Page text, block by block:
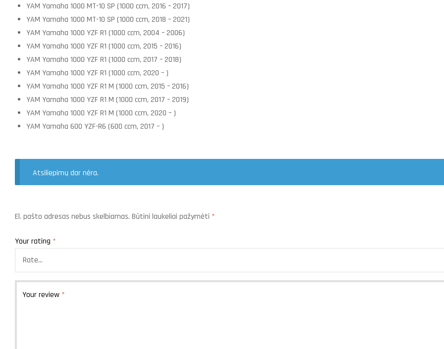
YAM Yamaha 1000 MT-10 SP (1000 ccm, 2016 – 2017)
YAM Yamaha 1000 MT-10 SP (1000 ccm, 2018 – 2021)
YAM Yamaha 1000 YZF R1 (1000 ccm, 2004 – 2006)
YAM Yamaha 1000 YZF R1 (1000 ccm, 2015 – 2016)
YAM Yamaha 1000 YZF R1 (1000 ccm, 2017 – 2018)
YAM Yamaha 1000 YZF R1 (1000 ccm, 2020 – )
YAM Yamaha 1000 YZF R1 M (1000 ccm, 2015 – 2016)
YAM Yamaha 1000 YZF R1 M (1000 ccm, 2017 – 2019)
YAM Yamaha 1000 YZF R1 M (1000 ccm, 2020 – )
YAM Yamaha 600 YZF-R6 (600 ccm, 2017 – )
Atsiliepimų dar nėra.
El. pašto adresas nebus skelbiamas. Būtini laukeliai pažymėti *
Your rating *
Your review *